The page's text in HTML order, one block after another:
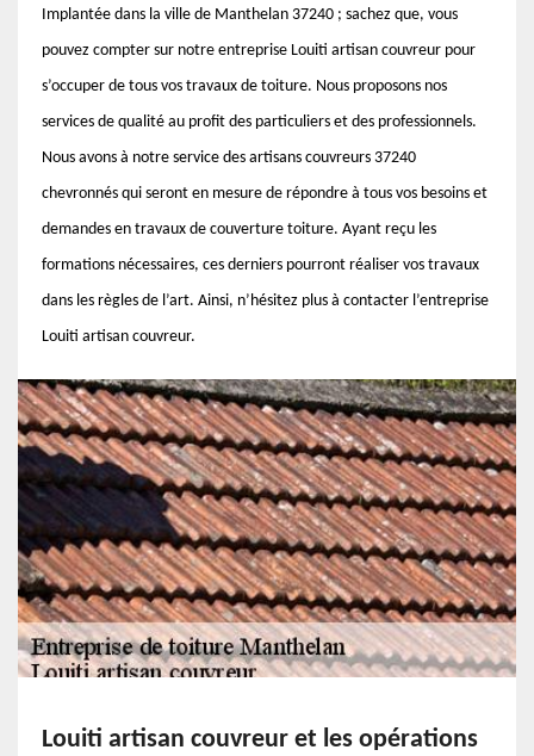
Implantée dans la ville de Manthelan 37240 ; sachez que, vous
pouvez compter sur notre entreprise Louiti artisan couvreur pour
s’occuper de tous vos travaux de toiture. Nous proposons nos
services de qualité au profit des particuliers et des professionnels.
Nous avons à notre service des artisans couvreurs 37240
chevronnés qui seront en mesure de répondre à tous vos besoins et
demandes en travaux de couverture toiture. Ayant reçu les
formations nécessaires, ces derniers pourront réaliser vos travaux
dans les règles de l’art. Ainsi, n’hésitez plus à contacter l’entreprise
Louiti artisan couvreur.
Louiti artisan couvreur et les opérations